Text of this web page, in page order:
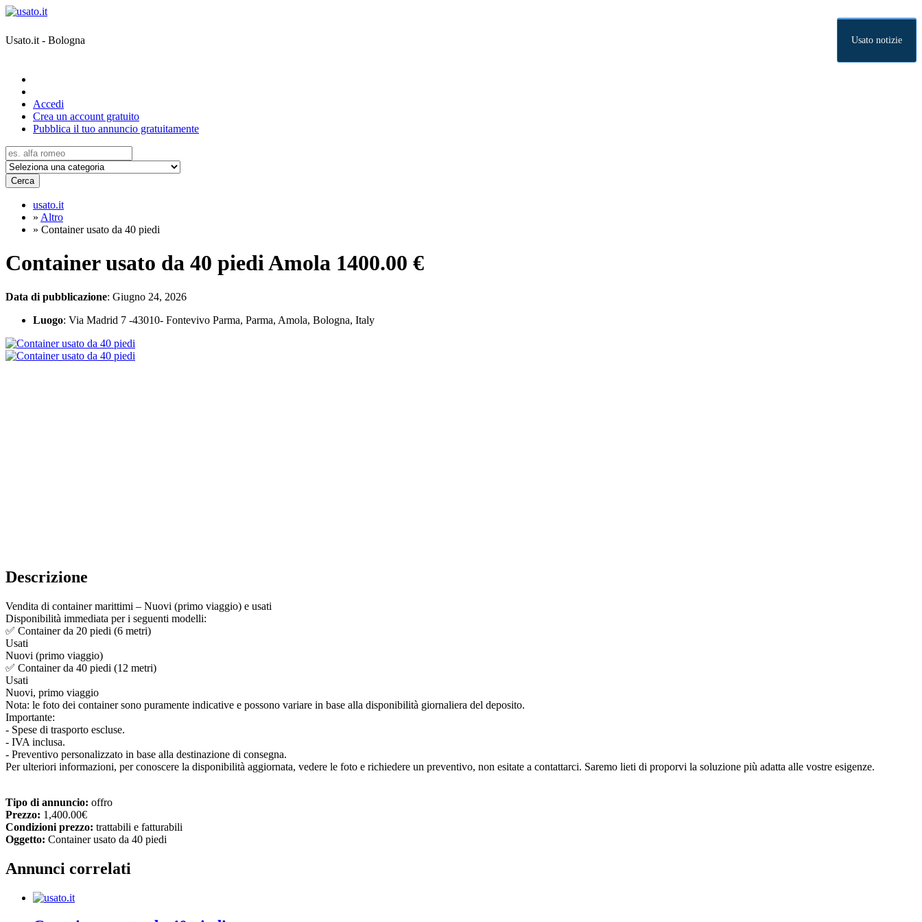
Usato.it - Bologna Usato notizie
Accedi
Crea un account gratuito
Pubblica il tuo annuncio gratuitamente
Cerca
usato.it
» Altro
» Container usato da 40 piedi
Container usato da 40 piedi Amola 1400.00 €
Data di pubblicazione: Giugno 24, 2026
Luogo: Via Madrid 7 -43010- Fontevivo Parma, Parma, Amola, Bologna, Italy
Descrizione
Vendita di container marittimi – Nuovi (primo viaggio) e usati
Disponibilità immediata per i seguenti modelli:
✅ Container da 20 piedi (6 metri)
Usati
Nuovi (primo viaggio)
✅ Container da 40 piedi (12 metri)
Usati
Nuovi, primo viaggio
Nota: le foto dei container sono puramente indicative e possono variare in base alla disponibilità giornaliera del deposito.
Importante:
- Spese di trasporto escluse.
- IVA inclusa.
- Preventivo personalizzato in base alla destinazione di consegna.
Per ulteriori informazioni, per conoscere la disponibilità aggiornata, vedere le foto e richiedere un preventivo, non esitate a contattarci. Saremo lieti di proporvi la soluzione più adatta alle vostre esigenze.
Tipo di annuncio: offro
Prezzo: 1,400.00€
Condizioni prezzo: trattabili e fatturabili
Oggetto: Container usato da 40 piedi
Annunci correlati